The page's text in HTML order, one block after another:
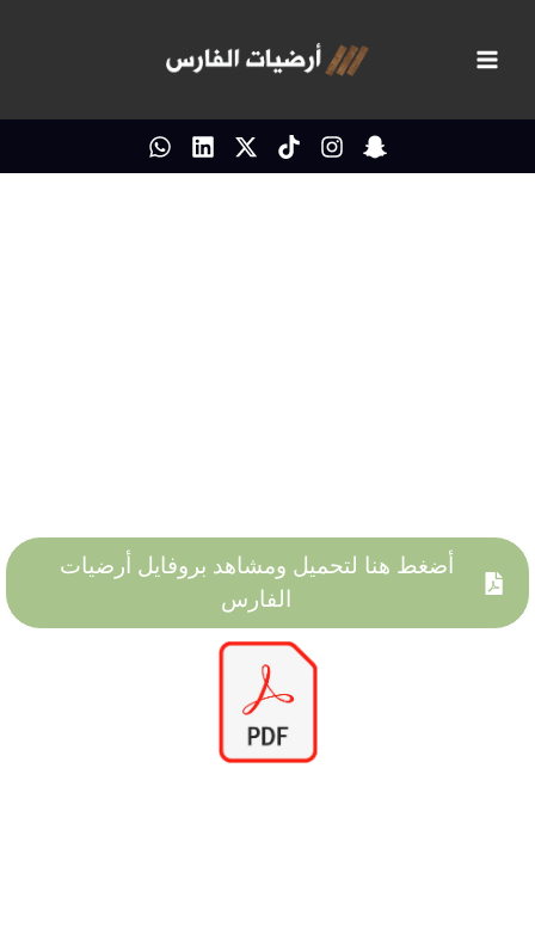
المحتوى
أضغط هنا لتحميل ومشاهد بروفايل أرضيات
الفارس